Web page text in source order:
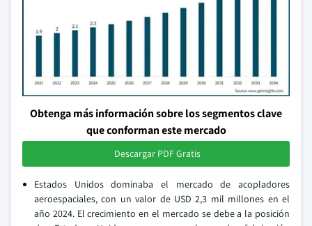
Obtenga más información sobre los segmentos clave
que conforman este mercado
Descargar PDF Gratis
Estados Unidos dominaba el mercado de acopladores
aeroespaciales, con un valor de USD 2,3 mil millones en el
año 2024. El crecimiento en el mercado se debe a la posición